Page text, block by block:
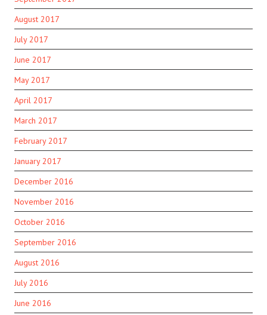
August 2017
July 2017
June 2017
May 2017
April 2017
March 2017
February 2017
January 2017
December 2016
November 2016
October 2016
September 2016
August 2016
July 2016
June 2016